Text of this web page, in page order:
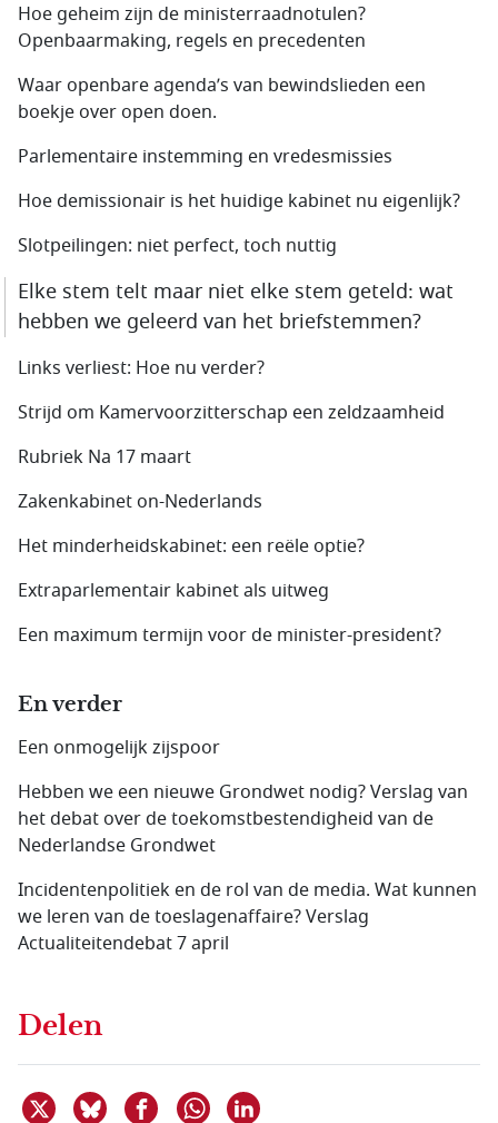
Hoe geheim zijn de ministerraadnotulen?
Openbaarmaking, regels en precedenten
Waar openbare agenda’s van bewindslieden een
boekje over open doen.
Parlementaire instemming en vredesmissies
Hoe demissionair is het huidige kabinet nu eigenlijk?
Slotpeilingen: niet perfect, toch nuttig
Elke stem telt maar niet elke stem geteld: wat
hebben we geleerd van het briefstemmen?
Links verliest: Hoe nu verder?
Strijd om Kamervoorzitterschap een zeldzaamheid
Rubriek Na 17 maart
Zakenkabinet on-Nederlands
Het minderheidskabinet: een reële optie?
Extraparlementair kabinet als uitweg
Een maximum termijn voor de minister-president?
En verder
Een onmogelijk zijspoor
Hebben we een nieuwe Grondwet nodig? Verslag van
het debat over de toekomstbestendigheid van de
Nederlandse Grondwet
Incidentenpolitiek en de rol van de media. Wat kunnen
we leren van de toeslagenaffaire? Verslag
Actualiteitendebat 7 april
Delen
Deel dit item op X
Deel dit item op Bluesky
Deel dit item op Facebook
Delen via WhatsApp